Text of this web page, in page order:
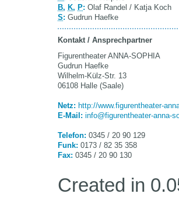
B, K, P: Olaf Randel / Katja Koch
S: Gudrun Haefke
Kontakt / Ansprechpartner
Figurentheater ANNA-SOPHIA
Gudrun Haefke
Wilhelm-Külz-Str. 13
06108 Halle (Saale)
Netz: http://www.figurentheater-
E-Mail: info@figurentheater-anna-
Telefon: 0345 / 20 90 129
Funk: 0173 / 82 35 358
Fax: 0345 / 20 90 130
Created in